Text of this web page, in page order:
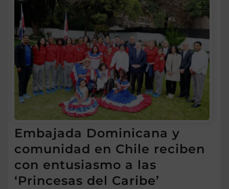
Embajada Dominicana y
comunidad en Chile reciben
con entusiasmo a las
‘Princesas del Caribe’